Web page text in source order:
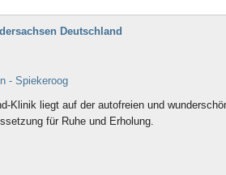
Deutschland
- Spiekeroog
Klinik liegt auf der autofreien und
für Ruhe und Erholung.